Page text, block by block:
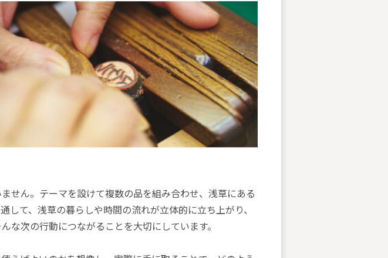
せん。テーマを設けて複数の品を組み合わせ、浅草にある
て、浅草の暮らしや時間の流れが立体的に立ち上がり、
な次の行動につながることを大切にしています。